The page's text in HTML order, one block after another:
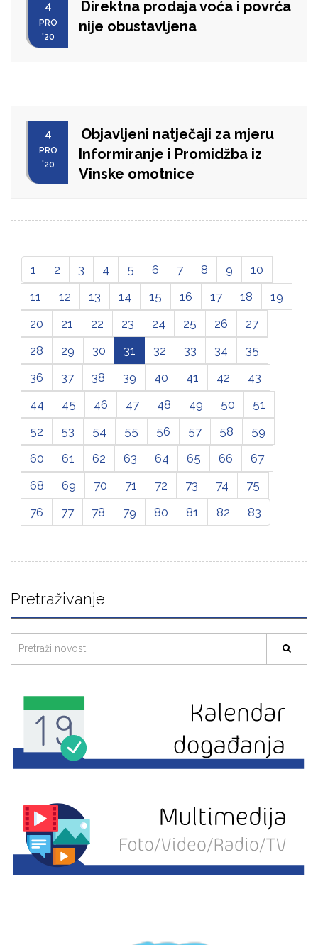
4
PRO
'20
Direktna prodaja voća i povrća
nije obustavljena
4
PRO
'20
Objavljeni natječaji za mjeru
Informiranje i Promidžba iz
Vinske omotnice
1 2 3 4 5 6 7 8 9
10
11
12 13 14 15 16 17 18
19
20
21 22 23 24 25 26
27
28
29 30 31 32 33 34
35
36
37 38 39 40 41 42
43
44
45 46 47 48 49 50
51
52
53 54 55 56 57 58
59
60
61 62 63 64 65 66
67
68
69 70 71 72 73 74
75
76
77 78 79 80 81 82 83
Pretraživanje